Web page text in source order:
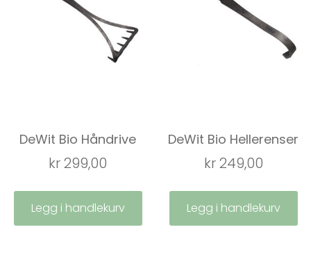
DeWit Bio Håndrive
kr299,00
Legg i handlekurv
DeWit Bio Hellerenser
kr249,00
Legg i handlekurv